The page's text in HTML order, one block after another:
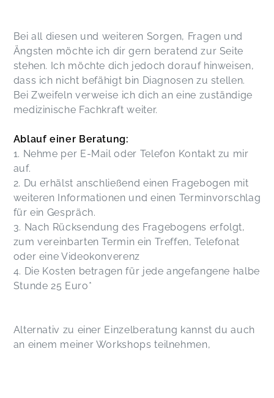
Bei all diesen und weiteren Sorgen, Fragen und
Ängsten möchte ich dir gern beratend zur Seite
stehen. Ich möchte dich jedoch dorauf hinweisen,
dass ich nicht befähigt bin Diagnosen zu stellen.
Bei Zweifeln verweise ich dich an eine zuständige
medizinische Fachkraft weiter.
Ablauf einer Beratung:
1. Nehme per E-Mail oder Telefon Kontakt zu mir
auf.
2. Du erhälst anschließend einen Fragebogen mit
weiteren Informationen und einen Terminvorschlag
für ein Gespräch.
3. Nach Rücksendung des Fragebogens erfolgt,
zum vereinbarten Termin ein Treffen, Telefonat
oder eine Videokonverenz
4. Die Kosten betragen für jede angefangene halbe
Stunde 25 Euro*
Alternativ zu einer Einzelberatung kannst du auch
an einem meiner Workshops teilnehmen,